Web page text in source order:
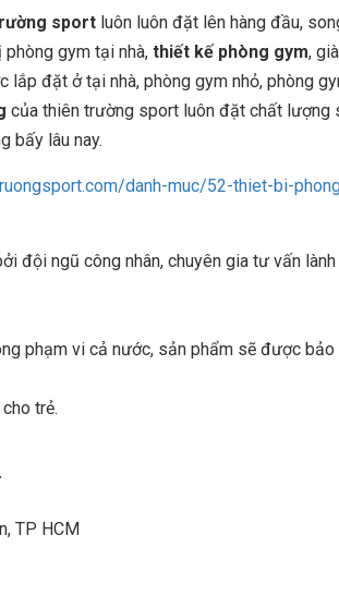
sport luôn luôn đặt lên hàng đầu,
phòng gym tại nhà, thiết kế phòng gym,
lắp đặt ở tại nhà, phòng gym nhỏ, phòng
của thiên trường sport luôn đặt chất lượng
bấy lâu nay.
danh-muc/52-thiet-bi-
đội ngũ công nhân, chuyên gia tư vấn lành
phạm vi cả nước, sản phẩm sẽ được bảo
trẻ.
TP HCM